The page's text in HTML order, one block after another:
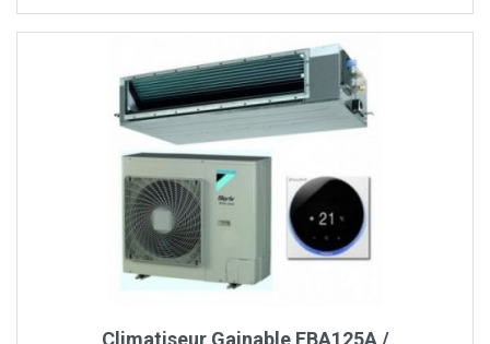
Climatiseur Gainable FBA125A /